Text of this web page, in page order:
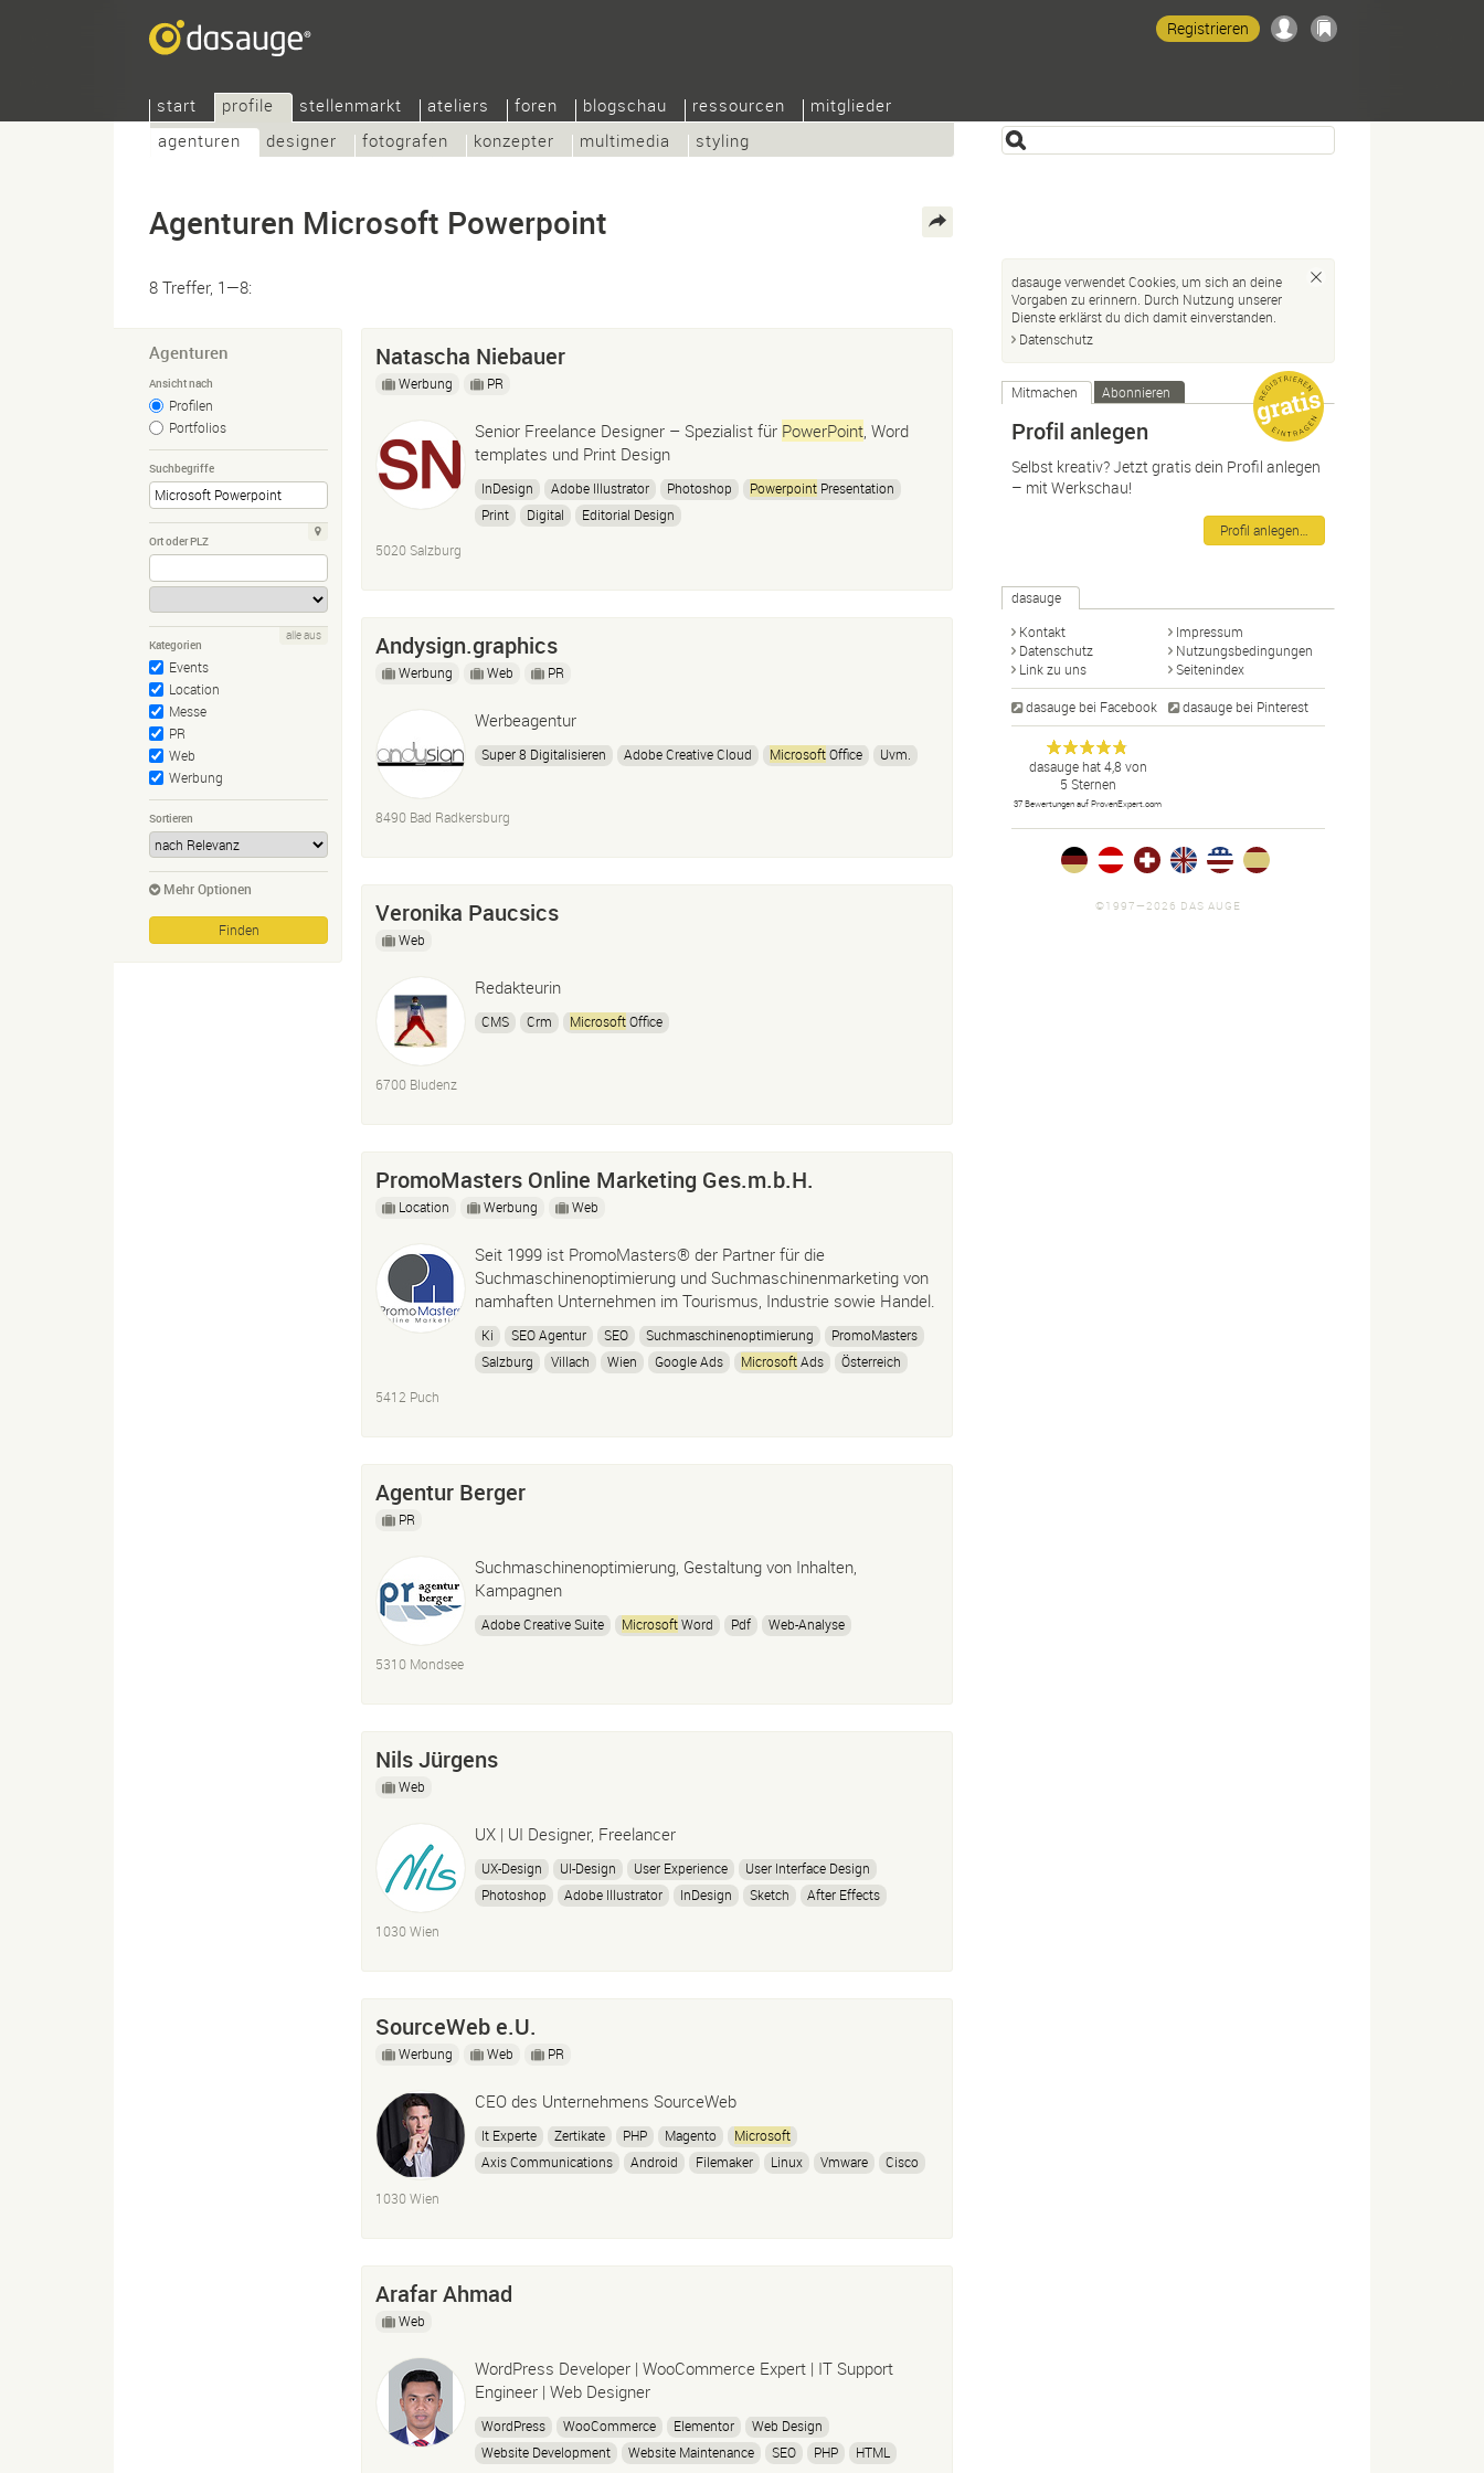
start
profile
agenturen
designer fotografen konzepter multimedia styling
stellenmarkt ateliers foren blogschau ressourcen mitglieder
Registrieren
Agenturen Microsoft Powerpoint
8 Treffer, 1—8:
Agenturen
Ansicht nach
Profilen
Portfolios
Suchbegriffe
Ort oder PLZ
Kategorien
Events
Location
Messe
PR
Web
Werbung
alle aus
Sortieren
Mehr Optionen
Natascha Niebauer
Werbung PR
Senior Freelance Designer – Spezialist für PowerPoint, Word
templates und Print Design
InDesign Adobe Illustrator Photoshop Powerpoint Presentation
Print
Digital
Editorial Design
5020 Salzburg
Andysign.graphics
Werbung Web PR
Werbeagentur
Super 8 Digitalisieren Adobe Creative Cloud MicrosoftOffice Uvm.
8490 Bad Radkersburg
Veronika Paucsics
Web
Redakteurin
CMS Crm MicrosoftOffice
6700 Bludenz
PromoMasters Online Marketing Ges.m.b.H.
Location Werbung Web
Seit 1999 ist PromoMasters® der Partner für die
Suchmaschinenoptimierung und Suchmaschinenmarketing von
namhaften Unternehmen im Tourismus, Industrie sowie Handel.
Ki SEO Agentur SEO Suchmaschinenoptimierung
PromoMasters
Salzburg
Villach Wien Google Ads MicrosoftAds
Österreich
5412 Puch
Agentur Berger
PR
Suchmaschinenoptimierung, Gestaltung von Inhalten,
Kampagnen
Adobe Creative Suite MicrosoftWord Pdf Web-Analyse
5310 Mondsee
Nils Jürgens
Web
UX | UI Designer, Freelancer
UX-Design UI-Design User Experience
User Interface Design
Photoshop
Adobe Illustrator InDesign Sketch
After Effects
1030 Wien
SourceWeb e.U.
Werbung Web PR
CEO des Unternehmens SourceWeb
It Experte Zertikate PHP Magento
Microsoft
Axis Communications
Android Filemaker Linux Vmware
Cisco
1030 Wien
Arafar Ahmad
Web
WordPress Developer | WooCommerce Expert | IT Support
Engineer | Web Designer
WordPress WooCommerce Elementor
Web Design
Website Development
Website Maintenance SEO PHP
HTML
dasauge verwendet Cookies, um sich an deine
Vorgaben zu erinnern. Durch Nutzung unserer
Dienste erklärst du dich damit einverstanden.
Datenschutz
Mitmachen Abonnieren
Profil anlegen
Selbst kreativ? Jetzt gratis dein Profil anlegen
– mit Werkschau!
Profil anlegen…
dasauge
Kontakt
Impressum
Datenschutz
Nutzungsbedingungen
Link zu uns
Seitenindex
dasauge bei Facebook dasauge bei Pinterest
dasauge
Designer,
Fotografen,
Agenturen,
Portfolios
und Jobs.
Anonym
dasaugehat4,8 von
5 Sternen
37 Bewertungen auf ProvenExpert.com
©1997—2026 DAS AUGE